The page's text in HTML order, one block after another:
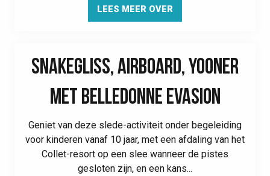
LEES MEER OVER
SNAKEGLISS, AIRBOARD, YOONER
MET BELLEDONNE EVASION
Geniet van deze slede-activiteit onder begeleiding
voor kinderen vanaf 10 jaar, met een afdaling van het
Collet-resort op een slee wanneer de pistes
gesloten zijn, en een kans...